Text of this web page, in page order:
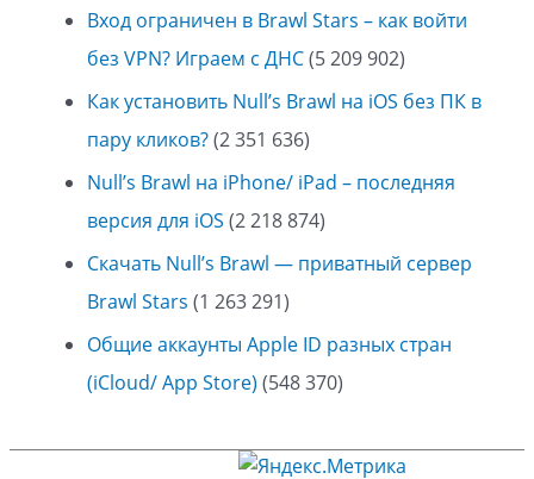
Вход ограничен в Brawl Stars – как войти
без VPN? Играем с ДНС(5 209 902)
Как установить Null’s Brawl на iOS без ПК в
пару кликов?(2 351 636)
Null’s Brawl на iPhone/ iPad – последняя
версия для iOS (2 218 874)
Скачать Null’s Brawl — приватный сервер
Brawl Stars (1 263 291)
Общие аккаунты Apple ID разных стран
(iCloud/ App Store) (548 370)